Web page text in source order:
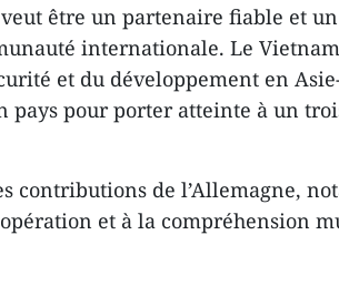
être un partenaire fiable et un
internationale. Le
et du développement en
pays pour porter atteinte à un
contributions de l’Allemagne,
et à la compréhension